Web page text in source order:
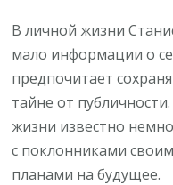
В личной жизни
мало информации о
предпочитает
тайне от
жизни известно
с поклонниками
планами на будущее.